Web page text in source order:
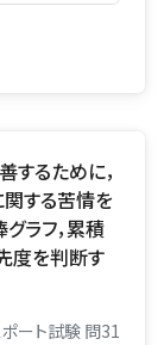
するために，
する苦情を
ラフ，累積
度を判断す
ート試験 問31